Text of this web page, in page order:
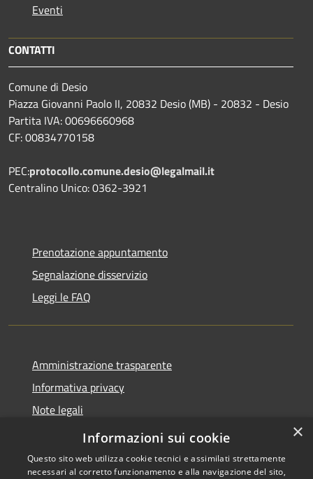
Eventi
CONTATTI
Comune di Desio
Piazza Giovanni Paolo II, 20832 Desio (MB) - 20832 - Desio
Partita IVA: 00696660968
CF: 00834770158
PEC:protocollo.comune.desio@legalmail.it
Centralino Unico: 0362-3921
Prenotazione appuntamento
Segnalazione disservizio
Leggi le FAQ
Amministrazione trasparente
Informativa privacy
Note legali
Dichiarazione di accessibilità
×
Informazioni sui cookie
Questo sito web utilizza cookie tecnici e assimilati strettamente
necessari al corretto funzionamento e alla navigazione del sito,